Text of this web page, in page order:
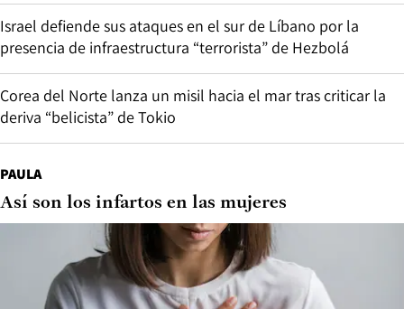
Israel defiende sus ataques en el sur de Líbano por la
presencia de infraestructura “terrorista” de Hezbolá
Corea del Norte lanza un misil hacia el mar tras criticar la
deriva “belicista” de Tokio
PAULA
Así son los infartos en las mujeres